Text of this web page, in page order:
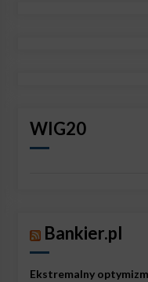
WIG20
Bankier.pl
Ekstremalny